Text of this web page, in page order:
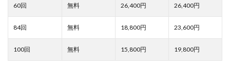
26,400 26,400
18,800 23,600
15,800 19,800